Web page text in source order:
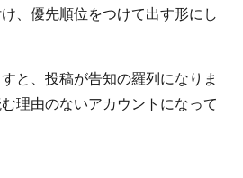
、優先順位をつけて出す形にし
と、投稿が告知の羅列になりま
理由のないアカウントになって